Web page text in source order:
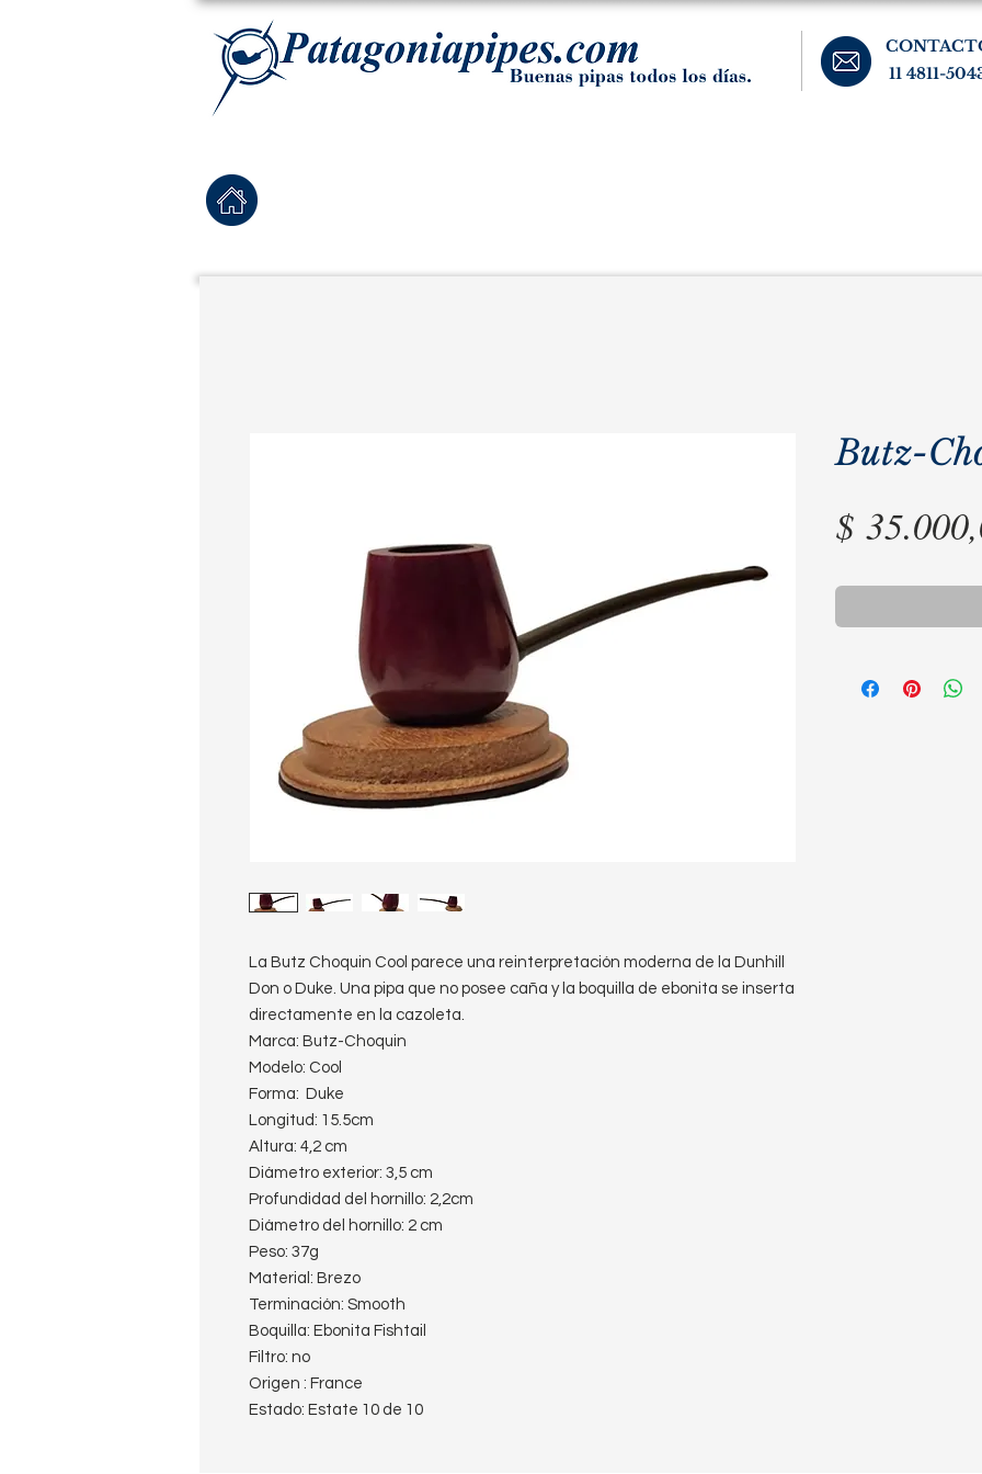
11 4811-
La Butz Choquin Cool parece una reinterpretación moderna de la Dunhill
Don o Duke. Una pipa que no posee caña y la boquilla de ebonita se inserta
directamente en la cazoleta.
Marca: Butz-Choquin
Modelo: Cool
Forma: Duke
Longitud: 15.5cm
Altura: 4,2 cm
Diámetro exterior: 3,5 cm
Profundidad del hornillo: 2,2cm
Diámetro del hornillo: 2 cm
Peso: 37g
Material: Brezo
Terminación: Smooth
Boquilla: Ebonita Fishtail
Filtro: no
Origen : France
Estado: Estate 10 de 10
Butz-
$